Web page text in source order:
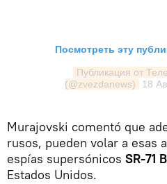
Посмотреть эту
Публикация от
(@zvezdanews)
18
Murajovski comentó que
rusos, pueden volar a esas
espías supersónicos SR-71
Estados Unidos.